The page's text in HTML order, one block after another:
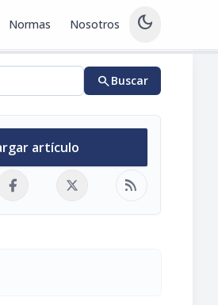
Normas Nosotros dark_mode
searchBuscar
artículo
rss_feed